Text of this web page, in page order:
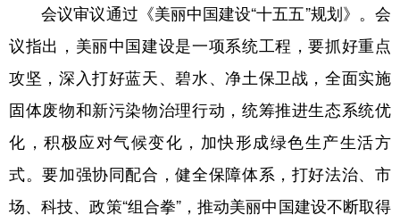
会议审议通过《美丽中国建设“十五五”规划》。会
议指出，美丽中国建设是一项系统工程，要抓好重点
攻坚，深入打好蓝天、碧水、净土保卫战，全面实施
固体废物和新污染物治理行动，统筹推进生态系统优
化，积极应对气候变化，加快形成绿色生产生活方
式。要加强协同配合，健全保障体系，打好法治、市
场、科技、政策“组合拳”，推动美丽中国建设不断取得